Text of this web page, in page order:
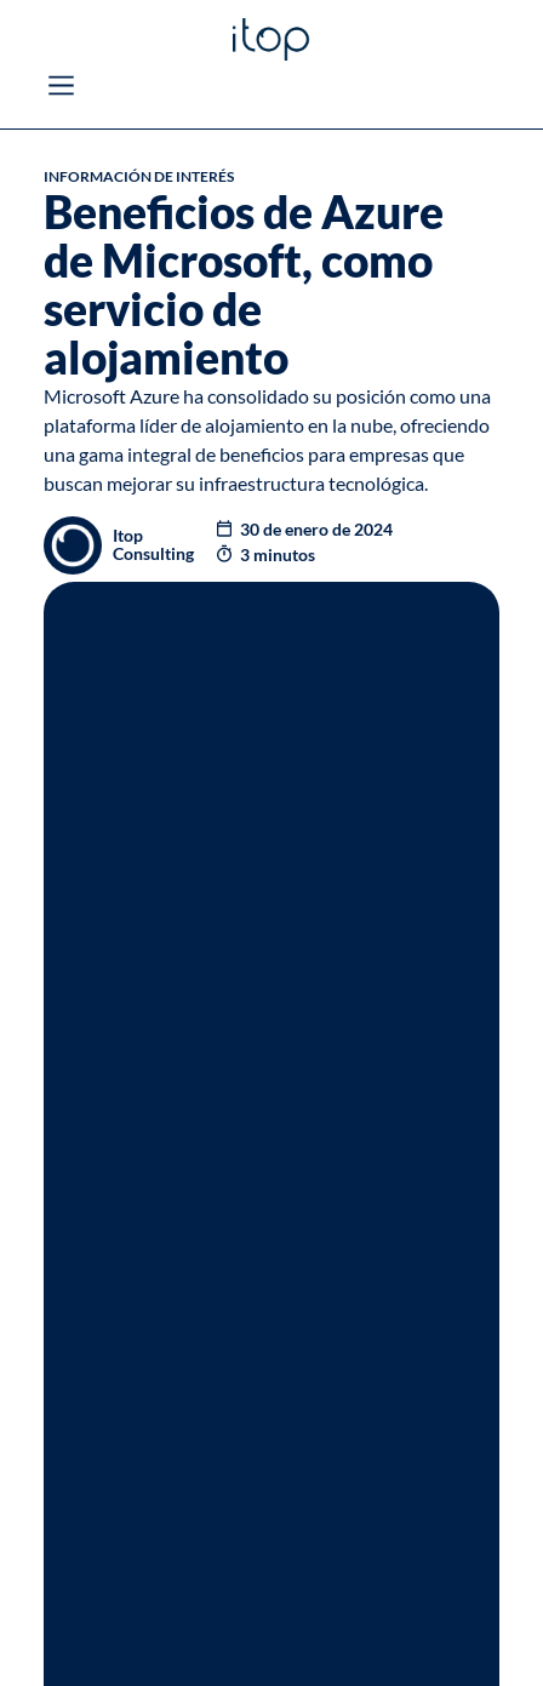
INFORMACIÓN DE INTERÉS
Beneficios de Azure
de Microsoft, como
servicio de
alojamiento
Microsoft Azure ha consolidado su posición como una
plataforma líder de alojamiento en la nube, ofreciendo
una gama integral de beneficios para empresas que
buscan mejorar su infraestructura tecnológica.
Itop
Consulting
30 de enero de 2024
3 minutos